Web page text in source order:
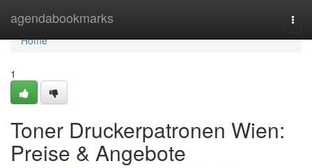
agendabookmarks
Home
Home
1
Toner Druckerpatronen Wien:
Preise & Angebote